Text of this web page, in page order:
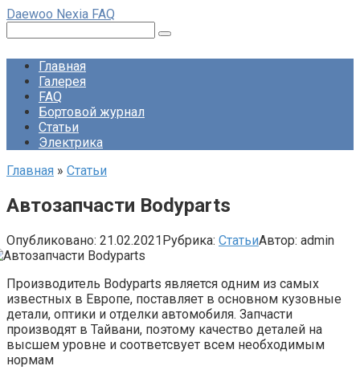
Перейти
контенту
Daewoo Nexia FAQ
Главная
Галерея
FAQ
Бортовой журнал
Статьи
Электрика
Главная » Статьи
Автозапчасти Bodyparts
Опубликовано: 21.02.2021Рубрика: СтатьиАвтор: admin
Производитель Bodyparts является одним из самых
известных в Европе, поставляет в основном кузовные
детали, оптики и отделки автомобиля. Запчасти
производят в Тайвани, поэтому качество деталей на
высшем уровне и соответсвует всем необходимым
нормам